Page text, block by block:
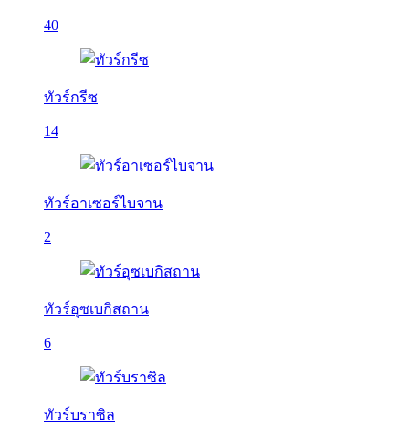
40
ทัวร์กรีซ
14
ทัวร์อาเซอร์ไบจาน
2
ทัวร์อุซเบกิสถาน
6
ทัวร์บราซิล